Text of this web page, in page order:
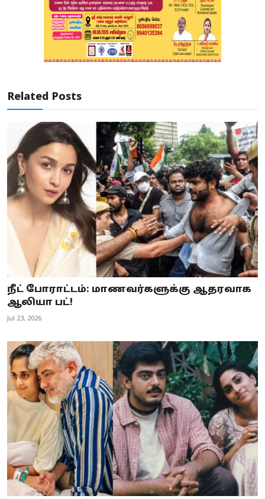
Related Posts
நீட் போராட்டம்: மாணவர்களுக்கு ஆதரவாக
ஆலியா பட்!
Jul 23, 2026